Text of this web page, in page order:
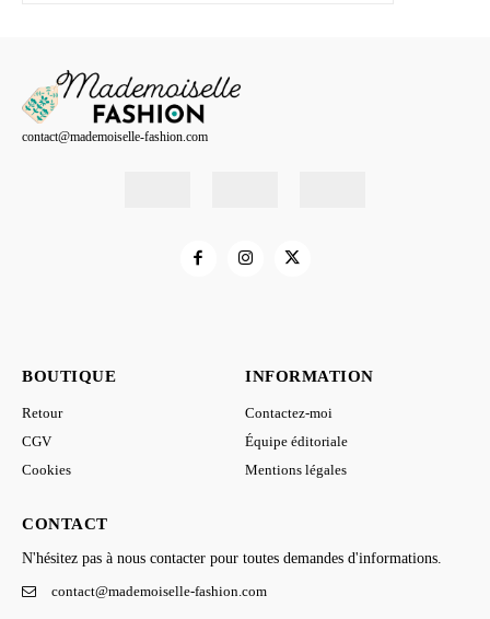
contact@mademoiselle-fashion.com
BOUTIQUE
Retour
CGV
Cookies
INFORMATION
Contactez-moi
Équipe éditoriale
Mentions légales
CONTACT
N'hésitez pas à nous contacter pour toutes demandes d'informations.
contact@mademoiselle-fashion.com